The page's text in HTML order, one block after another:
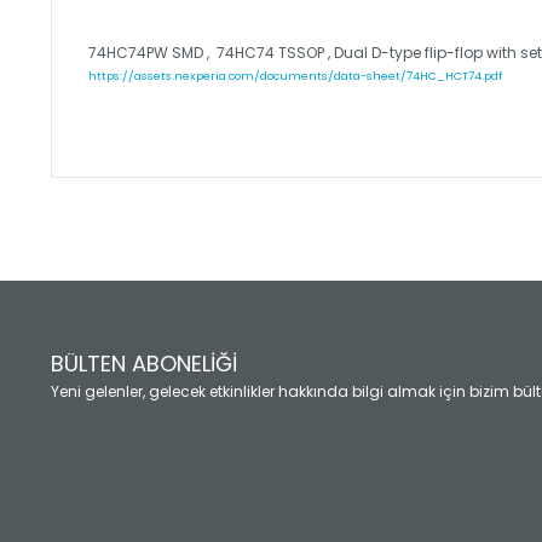
74HC74PW SMD , 74HC74 TSSOP , Dual D-type flip-flop with
https://assets.nexperia.com/documents/data-sheet/74HC_HCT74.pdf
Ürün açıklamasında eksik bilgiler bulunuyor.
Ürün fiyatı diğer sitelerden daha pahalı.
Bu ürüne benzer farklı alternatifler olmalı.
BÜLTEN ABONELİĞİ
Yeni gelenler, gelecek etkinlikler hakkında bilgi almak için bizim